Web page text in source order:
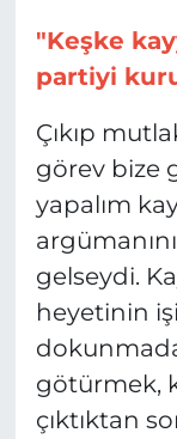
"Keşke
partiyi
Çıkıp
görev bize
yapalım
gelseydi.
heyetinin
götürmek,
çıktıktan